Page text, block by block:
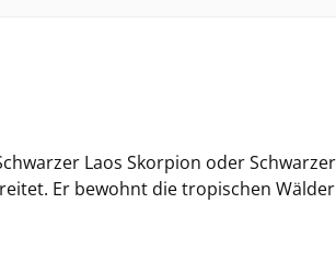
Laos Skorpion oder
Er bewohnt die tropischen